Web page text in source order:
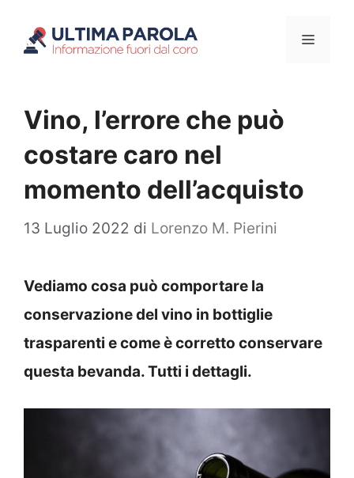
Menu
Vino, l’errore che può
costare caro nel
momento dell’acquisto
13 Luglio 2022 di Lorenzo M. Pierini
Vediamo cosa può comportare la
conservazione del vino in bottiglie
trasparenti e come è corretto conservare
questa bevanda. Tutti i dettagli.